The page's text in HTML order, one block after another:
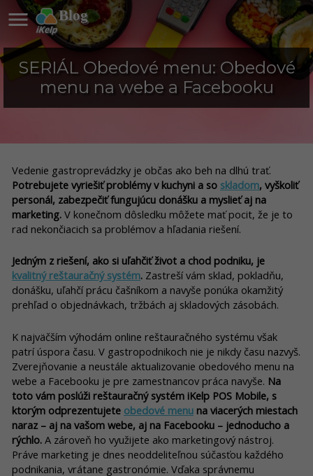
Blog

SERIÁL Obedové menu: Obedové
menu na webe a Facebooku
Vedenie gastroprevádzky je občas ako beh na dlhú trať.
Potrebujete vyriešiť problémy v kuchyni a so skladom, vyškoliť
personál, zabezpečiť fungujúcu donášku a myslieť aj na
marketing. V konečnom dôsledku môžete mať pocit, že je to
rad nekončiacich sa problémov a hľadania riešení.
Jedným z riešení, ako si uľahčiť život a chod podniku, je
kvalitný reštauračný systém. Zastreší vám sklad, pokladňu,
donášku, uľahčí prácu čašníkom a navyše ponúka okamžitý
prehľad o objednávkach, tržbách aj skladových zásobách.
K najväčším výhodám online reštauračného systému však
patrí úspora času. V gastropodnikoch nie je nikdy času nazvyš.
Zverejňovanie a neustále aktualizovanie obedového menu na
webe a Facebooku je pre zamestnancov práca navyše. Na
toto vám poslúži reštauračný systém iKelp POS Mobile, s
ktorým odprezentujete obedové menu na viacerých miestach
naraz – aj na vašom webe, aj na Facebooku – jednoducho a
rýchlo. A zároveň ho využijete ako marketingový nástroj.
Práve marketing je dnes neoddeliteľnou súčasťou každého
podnikania, vrátane gastronómie. Vďaka správnemu